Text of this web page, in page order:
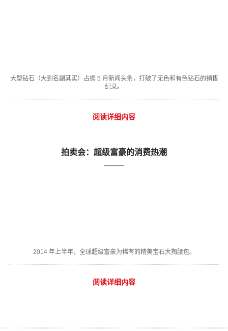
大型钻石（大到名副其实）占据 5 月新闻头条，打破了无色和有色钻石的销售
纪录。
阅读详细内容
拍卖会：超级富豪的消费热潮
2014 年上半年，全球超级富豪为稀有的精美宝石大掏腰包。
阅读详细内容